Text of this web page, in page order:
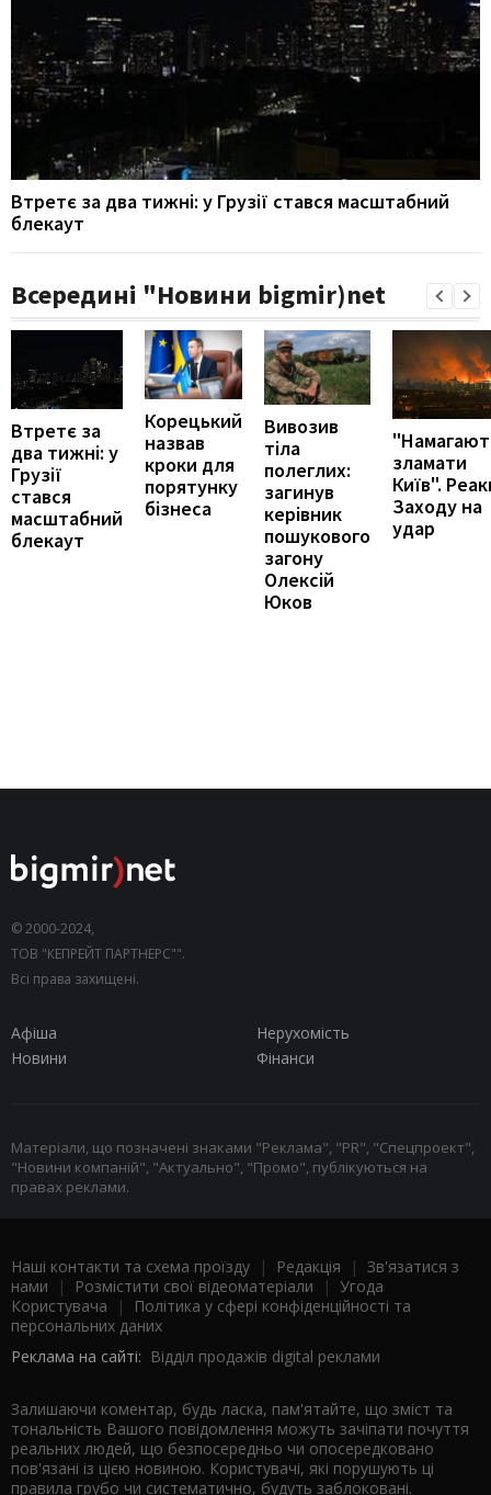
Втретє за два тижні: у Грузії стався масштабний
блекаут
Всередині "Новини bigmir)net
Втретє за
два тижні: у
Грузії
стався
масштабний
блекаут
Корецький
назвав
кроки для
порятунку
бізнеса
Вивозив
тіла
полеглих:
загинув
керівник
пошукового
загону
Олексій
Юков
зламати
Київ".
Заходу на
удар
© 2000-2024,
ТОВ "КЕПРЕЙТ ПАРТНЕРС"".
Всі права захищені.
Афіша
Нерухомість
Новини
Фінанси
Матеріали, що позначені знаками "Реклама", "PR", "Спецпроект",
"Новини компаній", "Актуально", "Промо", публікуються на
правах реклами.
Наші контакти та схема проїзду | Редакція | Зв'язатися з
нами | Розмістити свої відеоматеріали | Угода
Користувача |
Політика у сфері конфіденційності та
персональних даних
Реклама на сайті: Відділ продажів digital реклами
Залишаючи коментар, будь ласка, пам'ятайте, що зміст та
тональність Вашого повідомлення можуть зачіпати почуття
реальних людей, що безпосередньо чи опосередковано
пов'язані із цією новиною. Користувачі, які порушують ці
правила грубо чи систематично, будуть заблоковані.